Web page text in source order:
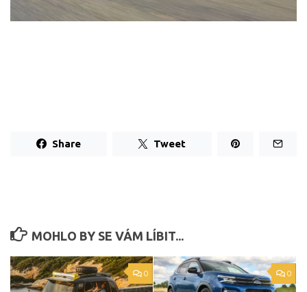
Share Tweet
MOHLO BY SE VÁM LÍBIT...
0 0